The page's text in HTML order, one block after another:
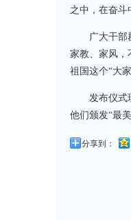
之中，在奋斗
广大干部群
家教、家风，
祖国这个“大
发布仪式现
他们颁发“最
分享到：